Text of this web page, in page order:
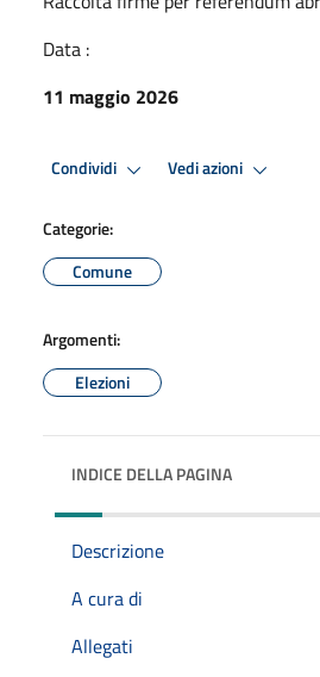
Data :
11 maggio 2026
Condividi Vedi azioni
Categorie:
Comune
Argomenti:
Elezioni
INDICE DELLA PAGINA
Descrizione
A cura di
Allegati